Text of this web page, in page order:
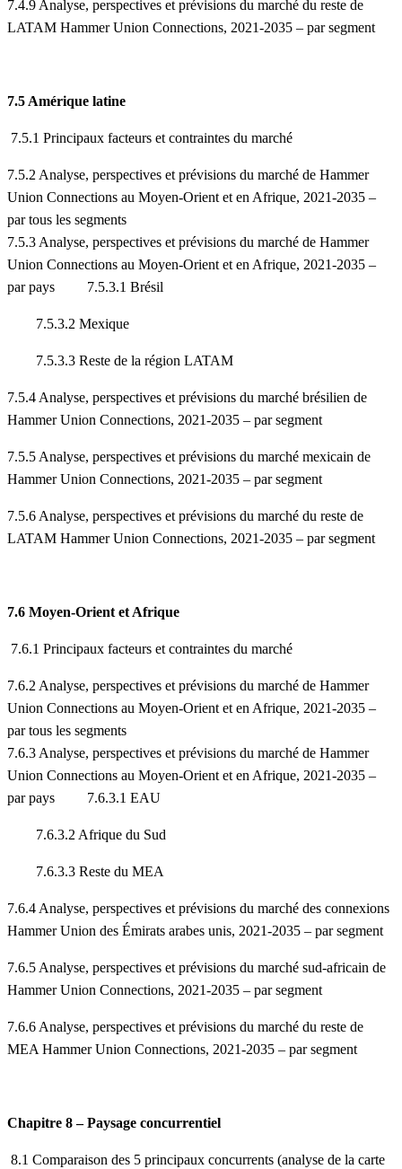
7.4.9 Analyse, perspectives et prévisions du marché du reste de
LATAM Hammer Union Connections, 2021-2035 – par segment
7.5 Amérique latine
7.5.1 Principaux facteurs et contraintes du marché
7.5.2 Analyse, perspectives et prévisions du marché de Hammer
Union Connections au Moyen-Orient et en Afrique, 2021-2035 –
par tous les segments
7.5.3 Analyse, perspectives et prévisions du marché de Hammer
Union Connections au Moyen-Orient et en Afrique, 2021-2035 –
par pays 7.5.3.1 Brésil
7.5.3.2 Mexique
7.5.3.3 Reste de la région LATAM
7.5.4 Analyse, perspectives et prévisions du marché brésilien de
Hammer Union Connections, 2021-2035 – par segment
7.5.5 Analyse, perspectives et prévisions du marché mexicain de
Hammer Union Connections, 2021-2035 – par segment
7.5.6 Analyse, perspectives et prévisions du marché du reste de
LATAM Hammer Union Connections, 2021-2035 – par segment
7.6 Moyen-Orient et Afrique
7.6.1 Principaux facteurs et contraintes du marché
7.6.2 Analyse, perspectives et prévisions du marché de Hammer
Union Connections au Moyen-Orient et en Afrique, 2021-2035 –
par tous les segments
7.6.3 Analyse, perspectives et prévisions du marché de Hammer
Union Connections au Moyen-Orient et en Afrique, 2021-2035 –
par pays 7.6.3.1 EAU
7.6.3.2 Afrique du Sud
7.6.3.3 Reste du MEA
7.6.4 Analyse, perspectives et prévisions du marché des connexions
Hammer Union des Émirats arabes unis, 2021-2035 – par segment
7.6.5 Analyse, perspectives et prévisions du marché sud-africain de
Hammer Union Connections, 2021-2035 – par segment
7.6.6 Analyse, perspectives et prévisions du marché du reste de
MEA Hammer Union Connections, 2021-2035 – par segment
Chapitre 8 – Paysage concurrentiel
8.1 Comparaison des 5 principaux concurrents (analyse de la carte